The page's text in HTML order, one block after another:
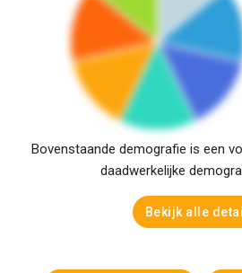
Bovenstaande demografie is een
daadwerkelijke
Bekijk alle